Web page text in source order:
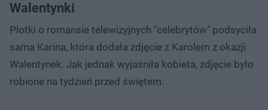
Walentynki
Plotki o romansie telewizyjnych "celebrytów" podsyciła
sama Karina, która dodała zdjęcie z Karolem z okazji
Walentynek. Jak jednak wyjaśniła kobieta, zdjęcie było
robione na tydzień przed świętem: